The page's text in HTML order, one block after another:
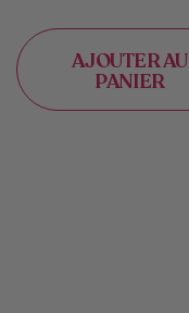
AJOUTER AU
PANIER